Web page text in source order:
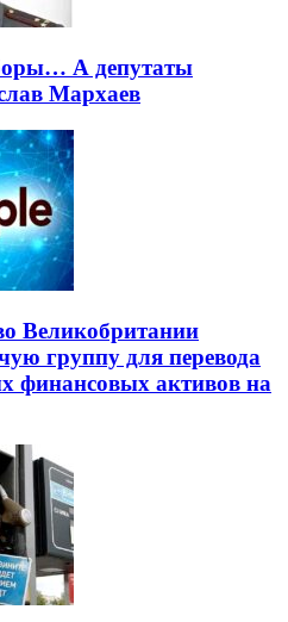
А депутаты
Мархаев
Великобритании
группу для перевода
финансовых активов на